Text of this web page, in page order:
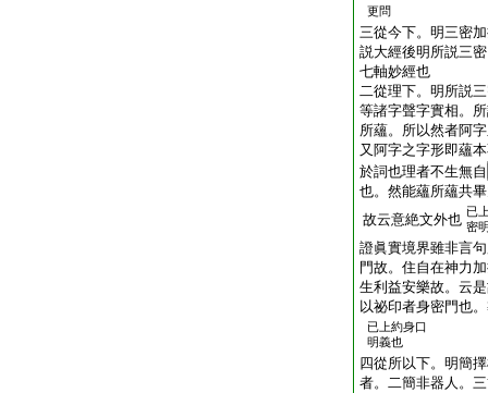
更問
三從今下。明三密
説大經後明所説三
七軸妙經也
二從理下。明所説
等諸字聲字實相。
所蘊。所以然者阿
又阿字之字形即蘊
於詞也理者不生無自
也。然能蘊所蘊共
故云意絶文外也 已
密
證眞實境界雖非言
門故。住自在神力
生利益安樂故。云
以祕印者身密門也
已上約身口
明義也
四從所以下。明簡
者。二簡非器人。